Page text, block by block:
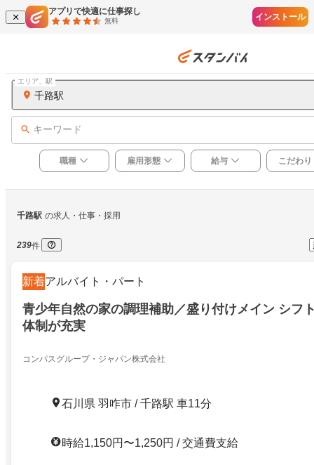
アプリで快適に仕事探し
無料 インストール
千路駅
エリア、駅
キーワード
職種 雇用形態 給与 こだわり
千路駅 の求人・仕事・採用
239件
新着アルバイト・パート
青少年自然の家の調理補助／盛り付けメイン シフ
体制が充実
コンパスグループ・ジャパン株式会社
石川県 羽咋市 / 千路駅 車11分
時給1,150円〜1,250円 / 交通費支給